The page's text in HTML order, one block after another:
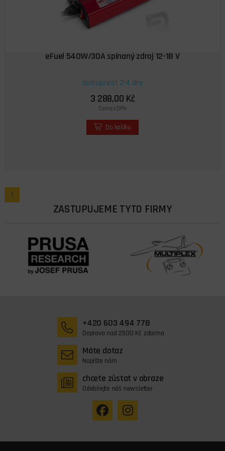
eFuel 540W/30A spínaný zdroj 12-18 V
dostupnost 2-4 dny
3 288,00 Kč
Cena s DPH
Do košíku
1
ZASTUPUJEME TYTO FIRMY
+420 603 494 778
Doprava nad 2500 Kč zdarma
Máte dotaz
Napište nám
chcete zůstat v obraze
Odebírejte náš newsletter